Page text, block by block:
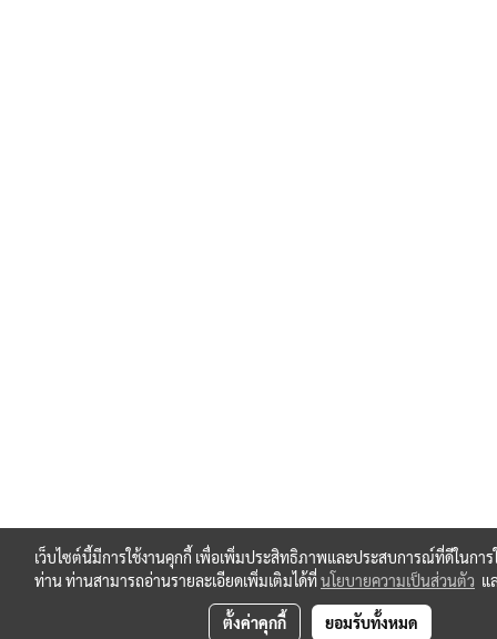
เว็บไซต์นี้มีการใช้งานคุกกี้ เพื่อเพิ่มประสิทธิภาพและประสบการณ์ที่ดีในการ
ท่าน ท่านสามารถอ่านรายละเอียดเพิ่มเติมได้ที่นโยบายความเป็นส่วนตัว แ
ตั้งค่าคุกกี้ ยอมรับทั้งหมด